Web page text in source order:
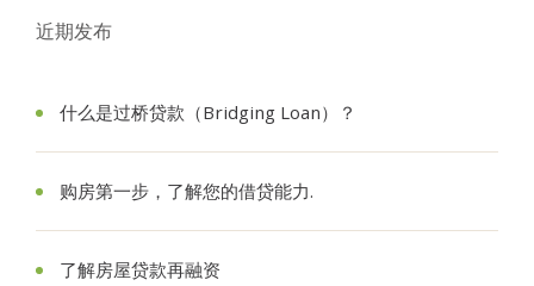
近期发布
什么是过桥贷款（Bridging Loan）？
购房第一步，了解您的借贷能力.
了解房屋贷款再融资